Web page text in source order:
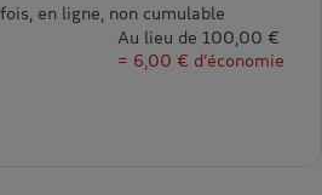
en ligne, non cumulable
Au lieu de 100,00 €
= 6,00 € d’économie
pour E-carte cadeau 100€